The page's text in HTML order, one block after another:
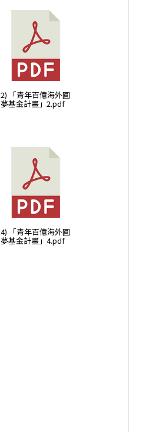
2) 「青年百億海外圓
夢基金計畫」2.pdf
4) 「青年百億海外圓
夢基金計畫」4.pdf